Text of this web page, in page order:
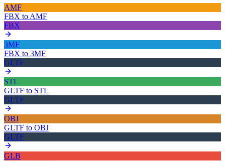
AMF
FBX to AMF
FBX
3MF
FBX to 3MF
GLTF
STL
GLTF to STL
GLTF
OBJ
GLTF to OBJ
GLTF
GLB